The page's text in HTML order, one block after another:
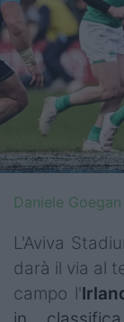
6 Nazioni
United
Top14
Premiership
Challenge
World
Rugby
Daniele Goegan
L'Aviva
darà il via al
campo l'